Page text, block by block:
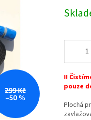
299 Kč
–50 %
cena:
!!
pouze
Plochá